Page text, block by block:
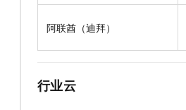
阿联酋（迪拜）
行业云